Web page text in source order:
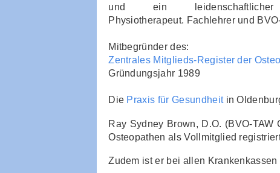
und ein
Physiotherapeut. Fachlehrer und
Mitbegründer des:
Zentrales Mitglieds-Register der
Gründungsjahr 1989
Die Praxis für Gesundheitin
Ray Sydney Brown, D.O. (BVO-
Osteopathen als Vollmitglied
Zudem ist er bei allen Krankenkassen